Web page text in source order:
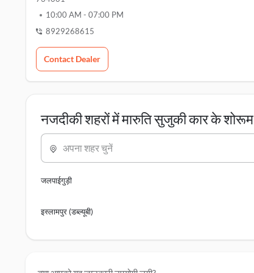
10:00 AM - 07:00 PM
8929268615
Contact Dealer
नजदीकी शहरों में मारुति सुजुकी कार के शोरूम
अपना शहर चुनें
जलपाईगुड़ी
इस्लामपुर (डब्ल्यूबी)